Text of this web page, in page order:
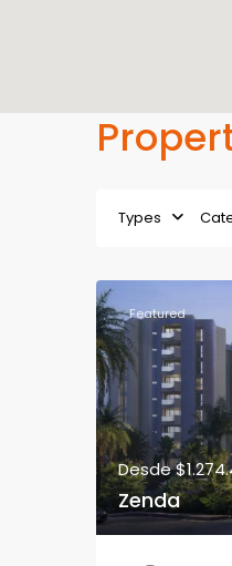
Types
Featured
Desde
Zenda